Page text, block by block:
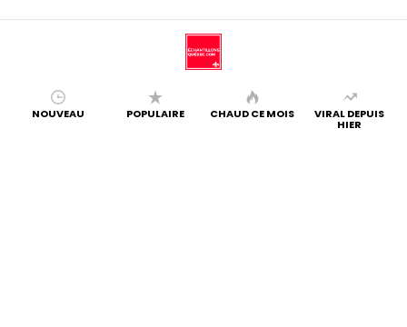
NOUVEAU POPULAIRE CHAUD CE MOIS VIRAL DEPUIS
HIER